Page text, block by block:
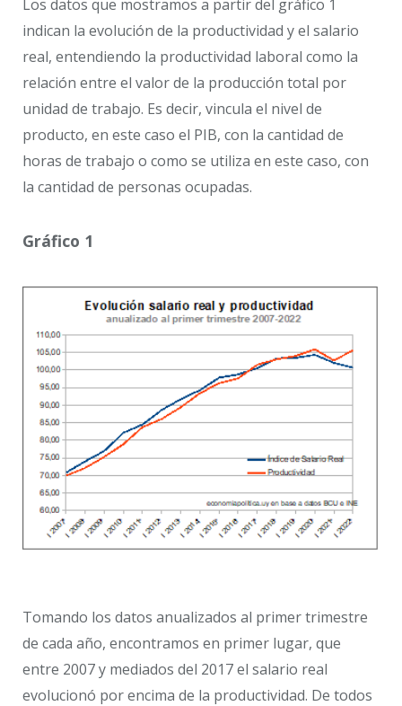
Los datos que mostramos a partir del gráfico 1
indican la evolución de la productividad y el salario
real, entendiendo la productividad laboral como la
relación entre el valor de la producción total por
unidad de trabajo. Es decir, vincula el nivel de
producto, en este caso el PIB, con la cantidad de
horas de trabajo o como se utiliza en este caso, con
la cantidad de personas ocupadas.
Gráfico 1
Tomando los datos anualizados al primer trimestre
de cada año, encontramos en primer lugar, que
entre 2007 y mediados del 2017 el salario real
evolucionó por encima de la productividad. De todos